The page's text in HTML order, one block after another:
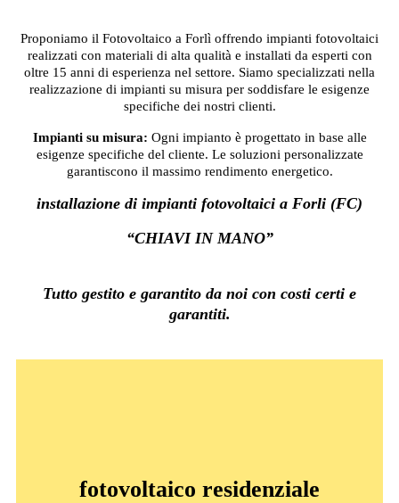
Proponiamo il Fotovoltaico a Forlì offrendo impianti fotovoltaici
realizzati con materiali di alta qualità e installati da esperti con
oltre 15 anni di esperienza nel settore. Siamo specializzati nella
realizzazione di impianti su misura per soddisfare le esigenze
specifiche dei nostri clienti.
Impianti su misura: Ogni impianto è progettato in base alle
esigenze specifiche del cliente. Le soluzioni personalizzate
garantiscono il massimo rendimento energetico.
installazione di impianti fotovoltaici a Forli (FC)
“CHIAVI IN MANO”
Tutto gestito e garantito da noi con costi certi e
garantiti.
fotovoltaico residenziale